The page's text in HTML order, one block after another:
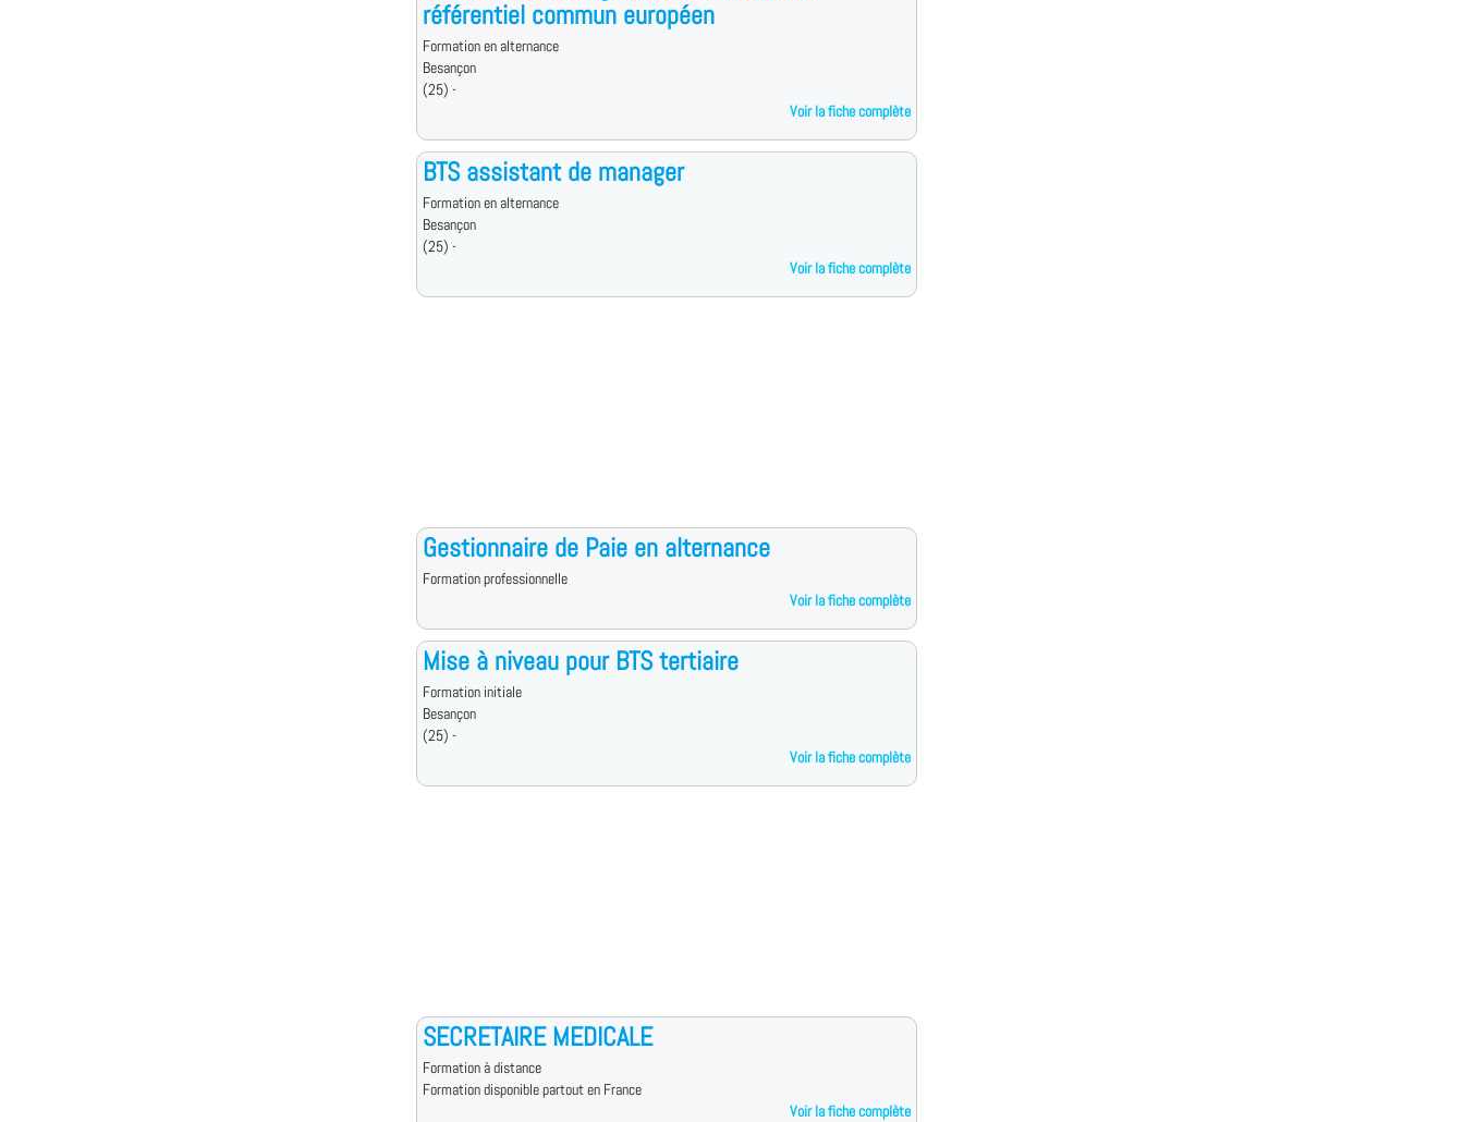
référentiel commun européen
Formation en alternance
Besançon
(25) -
Voir la fiche complète
BTS assistant de manager
Formation en alternance
Besançon
(25) -
Voir la fiche complète
Gestionnaire de Paie en alternance
Formation professionnelle
Voir la fiche complète
Mise à niveau pour BTS tertiaire
Formation initiale
Besançon
(25) -
Voir la fiche complète
SECRETAIRE MEDICALE
Formation à distance
Formation disponible partout en France
Voir la fiche complète